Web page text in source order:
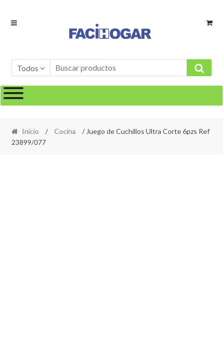
Ir
Ir
Todos
Inicio / Cocina
/ Juego de Cuchillos Ultra Corte 6pzs Ref
23899/077